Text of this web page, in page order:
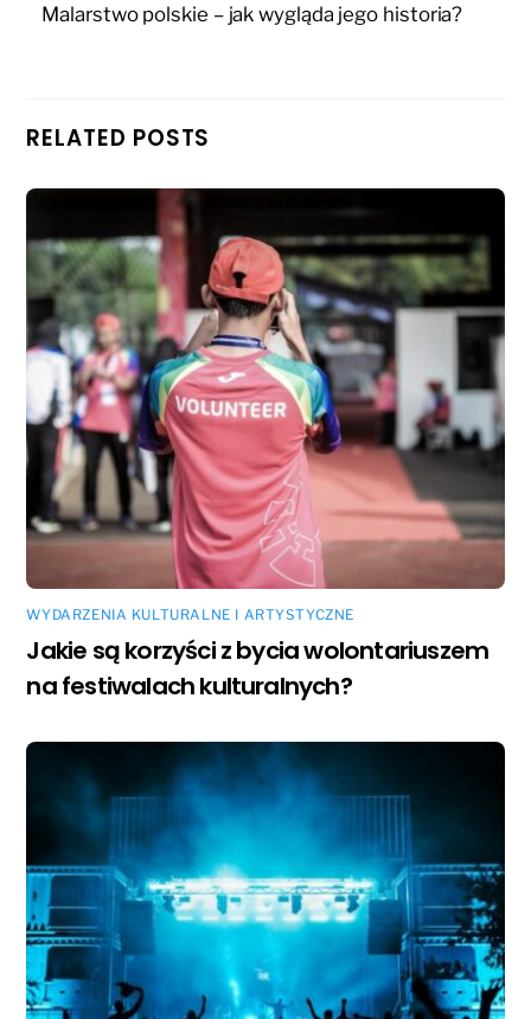
Malarstwo polskie – jak wygląda jego historia?
RELATED POSTS
WYDARZENIA KULTURALNE I ARTYSTYCZNE
Jakie są korzyści z bycia wolontariuszem
na festiwalach kulturalnych?